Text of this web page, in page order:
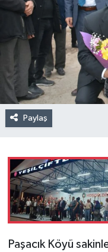
Paylaş
Paşacık Köyü